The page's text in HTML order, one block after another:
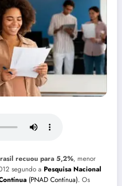
recuou para 5,2%, menor
segundo a Pesquisa Nacional
(PNAD Contínua). Os